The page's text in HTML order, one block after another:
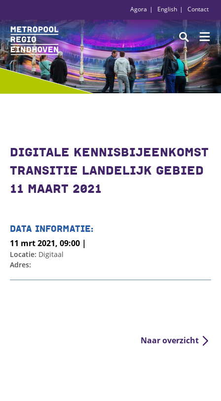
Agora English Contact
DIGITALE KENNISBIJEENKOMST
TRANSITIE LANDELIJK GEBIED
11 MAART 2021
DATA INFORMATIE:
11 mrt 2021, 09:00 |
Locatie: Digitaal
Adres:
Naar overzicht